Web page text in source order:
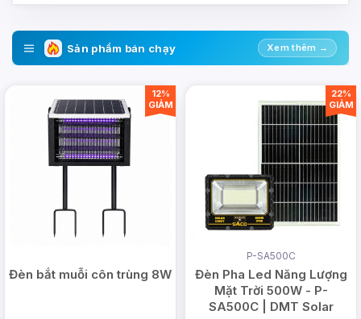
Sản phẩm bán chạy Xem thêm →
Đèn bắt muỗi côn trùng 8W
12%
GIẢM
P-SA500C
Đèn Pha Led Năng Lượng
Mặt Trời 500W - P-
SA500C | DMT Solar
22%
GIẢM